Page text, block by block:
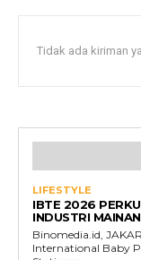
Tidak ada kiriman
LIFESTYLE
IBTE 2026
INDUSTRI
Binomedia.id,
International Baby